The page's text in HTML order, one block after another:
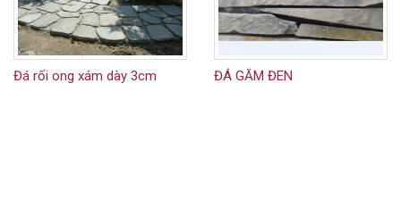
Đá rối ong xám dày 3cm ĐÁ GĂM ĐEN